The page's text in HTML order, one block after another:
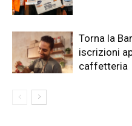
Torna la
iscrizioni
caffetteria